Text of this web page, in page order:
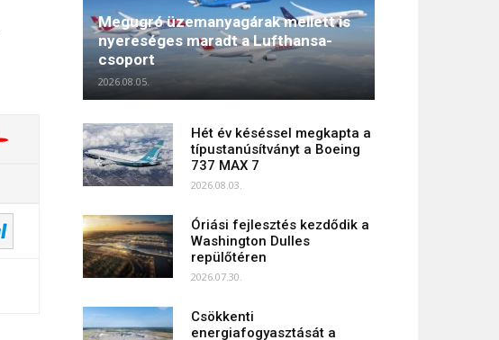
Megugró üzemanyagárak mellett is
nyereséges maradt a Lufthansa-
csoport
2026.08.05.
Hét év késéssel megkapta a
típustanúsítványt a Boeing
737 MAX 7
2026.08.03.
Óriási fejlesztés kezdődik a
Washington Dulles
repülőtéren
2026.07.30.
Csökkenti
energiafogyasztását a